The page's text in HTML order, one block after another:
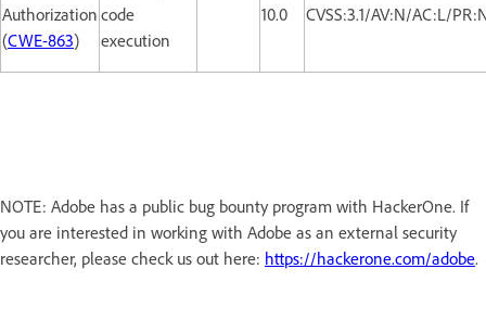
Authorization
(CWE-863)
code
execution
10.0
CVSS:3.1/AV:N/AC:L/
NOTE: Adobe has a public bug bounty program with HackerOne. If
you are interested in working with Adobe as an external security
researcher, please check us out here: https://hackerone.com/adobe.